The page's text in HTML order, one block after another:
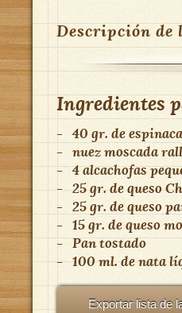
Descripción de
Ingredientes
- 40 gr. de
- nuez moscada
- 4 alcachofas
- 25 gr. de queso
- 25 gr. de queso
- 15 gr. de queso
- Pan tostado
- 100 ml. de nata
Exportar lista de